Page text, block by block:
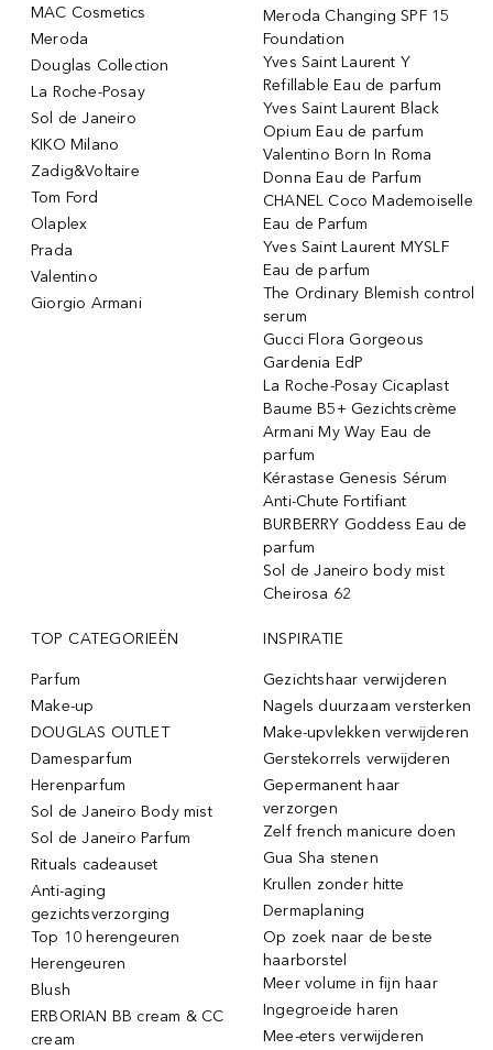
MAC Cosmetics
Meroda
Douglas Collection
La Roche-Posay
Sol de Janeiro
KIKO Milano
Zadig&Voltaire
Tom Ford
Olaplex
Prada
Valentino
Giorgio Armani
Meroda Changing SPF 15
Foundation
Yves Saint Laurent Y
Refillable Eau de parfum
Yves Saint Laurent Black
Opium Eau de parfum
Valentino Born In Roma
Donna Eau de Parfum
CHANEL Coco Mademoiselle
Eau de Parfum
Yves Saint Laurent MYSLF
Eau de parfum
The Ordinary Blemish control
serum
Gucci Flora Gorgeous
Gardenia EdP
La Roche-Posay Cicaplast
Baume B5+ Gezichtscrème
Armani My Way Eau de
parfum
Kérastase Genesis Sérum
Anti-Chute Fortifiant
BURBERRY Goddess Eau de
parfum
Sol de Janeiro body mist
Cheirosa 62
TOP CATEGORIEËN
Parfum
Make-up
DOUGLAS OUTLET
Damesparfum
Herenparfum
Sol de Janeiro Body mist
Sol de Janeiro Parfum
Rituals cadeauset
Anti-aging
gezichtsverzorging
Top 10 herengeuren
Herengeuren
Blush
ERBORIAN BB cream & CC
cream
INSPIRATIE
Gezichtshaar verwijderen
Nagels duurzaam versterken
Make-upvlekken verwijderen
Gerstekorrels verwijderen
Gepermanent haar
verzorgen
Zelf french manicure doen
Gua Sha stenen
Krullen zonder hitte
Dermaplaning
Op zoek naar de beste
haarborstel
Meer volume in fijn haar
Ingegroeide haren
Mee-eters verwijderen